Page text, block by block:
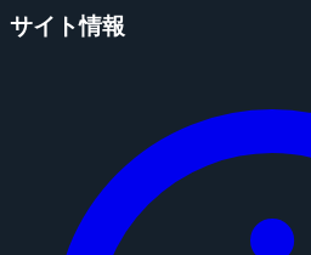
サイト情報